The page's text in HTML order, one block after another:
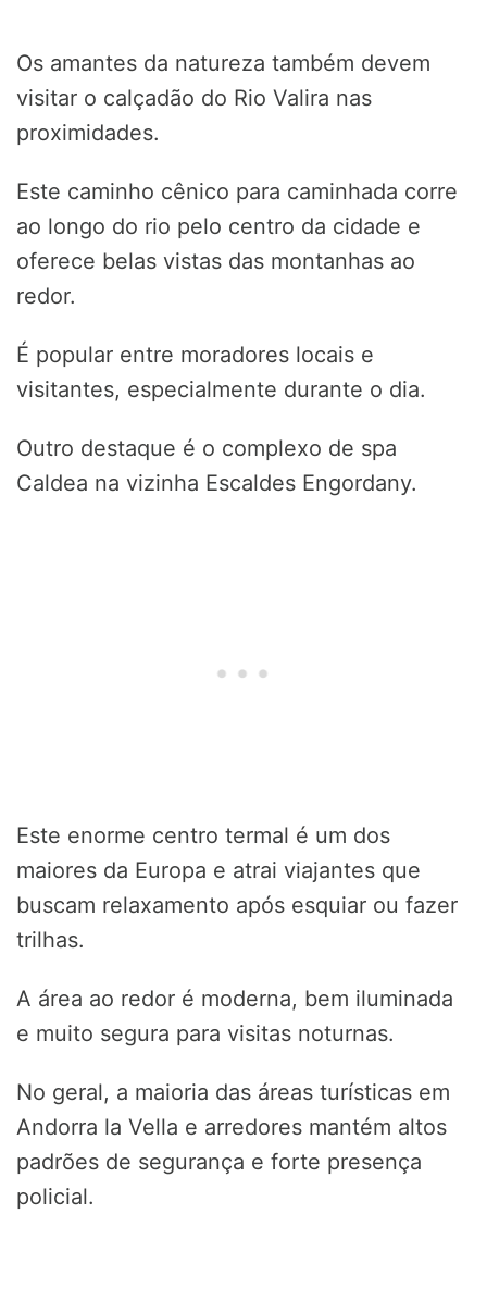
Os amantes da natureza também devem
visitar o calçadão do Rio Valira nas
proximidades.
Este caminho cênico para caminhada corre
ao longo do rio pelo centro da cidade e
oferece belas vistas das montanhas ao
redor.
É popular entre moradores locais e
visitantes, especialmente durante o dia.
Outro destaque é o complexo de spa
Caldea na vizinha Escaldes Engordany.
Este enorme centro termal é um dos
maiores da Europa e atrai viajantes que
buscam relaxamento após esquiar ou fazer
trilhas.
A área ao redor é moderna, bem iluminada
e muito segura para visitas noturnas.
No geral, a maioria das áreas turísticas em
Andorra la Vella e arredores mantém altos
padrões de segurança e forte presença
policial.